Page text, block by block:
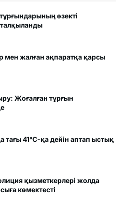
өзекті
талқыланды
мен жалған ақпаратқа қарсы
Жоғалған тұрғын
тағы 41°C-қа дейін аптап ыстық
қызметкерлері жолда
көмектесті